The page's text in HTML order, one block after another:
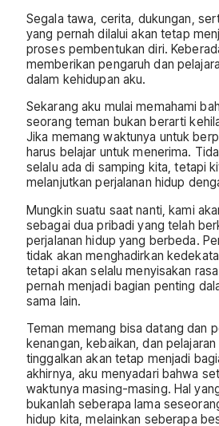
Segala tawa, cerita, dukungan,
yang pernah dilalui akan tetap
proses pembentukan diri.
memberikan pengaruh dan
dalam kehidupan aku.
Sekarang aku mulai memahami
seorang teman bukan berarti
Jika memang waktunya untuk
harus belajar untuk menerima.
selalu ada di samping kita, tetapi
melanjutkan perjalanan hidup
Mungkin suatu saat nanti, kami
sebagai dua pribadi yang telah
perjalanan hidup yang berbeda.
tidak akan menghadirkan
tetapi akan selalu menyisakan
pernah menjadi bagian penting
sama lain.
Teman memang bisa datang dan
kenangan, kebaikan, dan
tinggalkan akan tetap menjadi
akhirnya, aku menyadari bahwa
waktunya masing-masing. Hal
bukanlah seberapa lama
hidup kita, melainkan seberapa